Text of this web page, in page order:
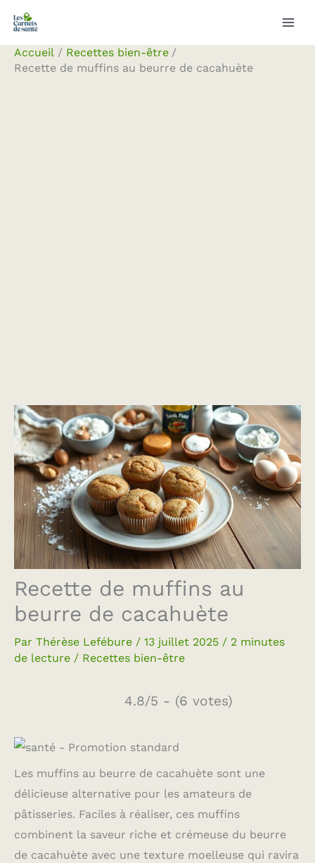
Aller
contenu
Accueil
Recettes bien-être
Recette de muffins au beurre de cacahuète
Recette de muffins au
beurre de cacahuète
Par Thérèse Lefébure / 13 juillet 2025 / 2 minutes
de lecture / Recettes bien-être
4.8/5 - (6 votes)
Les muffins au beurre de cacahuète sont une
délicieuse alternative pour les amateurs de
pâtisseries. Faciles à réaliser, ces muffins
combinent la saveur riche et crémeuse du beurre
de cacahuète avec une texture moelleuse qui ravira
Rechercher